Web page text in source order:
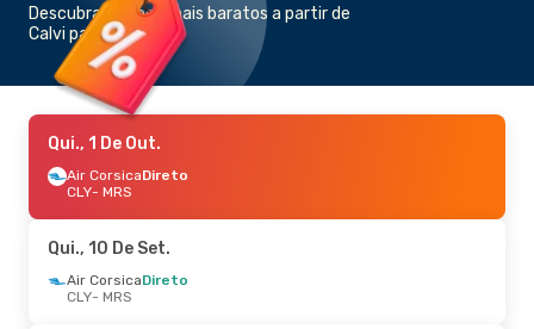
Descubra os voos mais baratos a partir de
Calvi para Marselha
Qui., 1 De Out.
Air CorsicaDireto
CLY- MRS
Qui., 10 De Set.
Air CorsicaDireto
CLY- MRS